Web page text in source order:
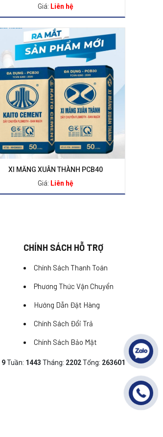
Giá: Liên hệ
XI MĂNG XUÂN THÀNH PCB40
Giá: Liên hệ
CHÍNH SÁCH HỖ TRỢ
Chính Sách Thanh Toán
Phương Thức Vận Chuyển
Hướng Dẫn Đặt Hàng
Chính Sách Đổi Trả
Chính Sách Bảo Mật
9Tuần: 1443 Tháng: 2202Tổng: 263601